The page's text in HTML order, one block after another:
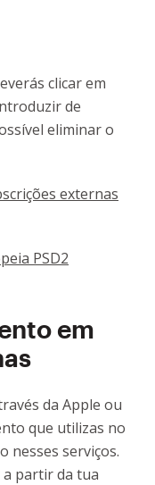
clicar em
de
eliminar o
externas
PSD2
em
da Apple ou
que utilizas no
nesses serviços.
a partir da tua